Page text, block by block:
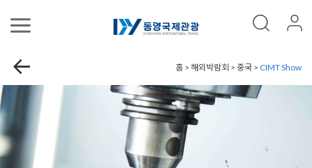
홈 > 해외박람회 > 중국 > CIMT Show